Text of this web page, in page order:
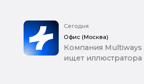
Сегодня
Офис (Москва)
Компания Multiways
ищет иллюстратора